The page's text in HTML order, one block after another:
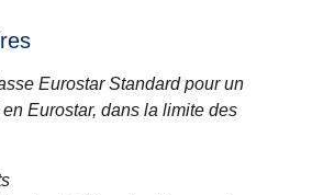
Eurostar Standard pour un
Eurostar, dans la limite des